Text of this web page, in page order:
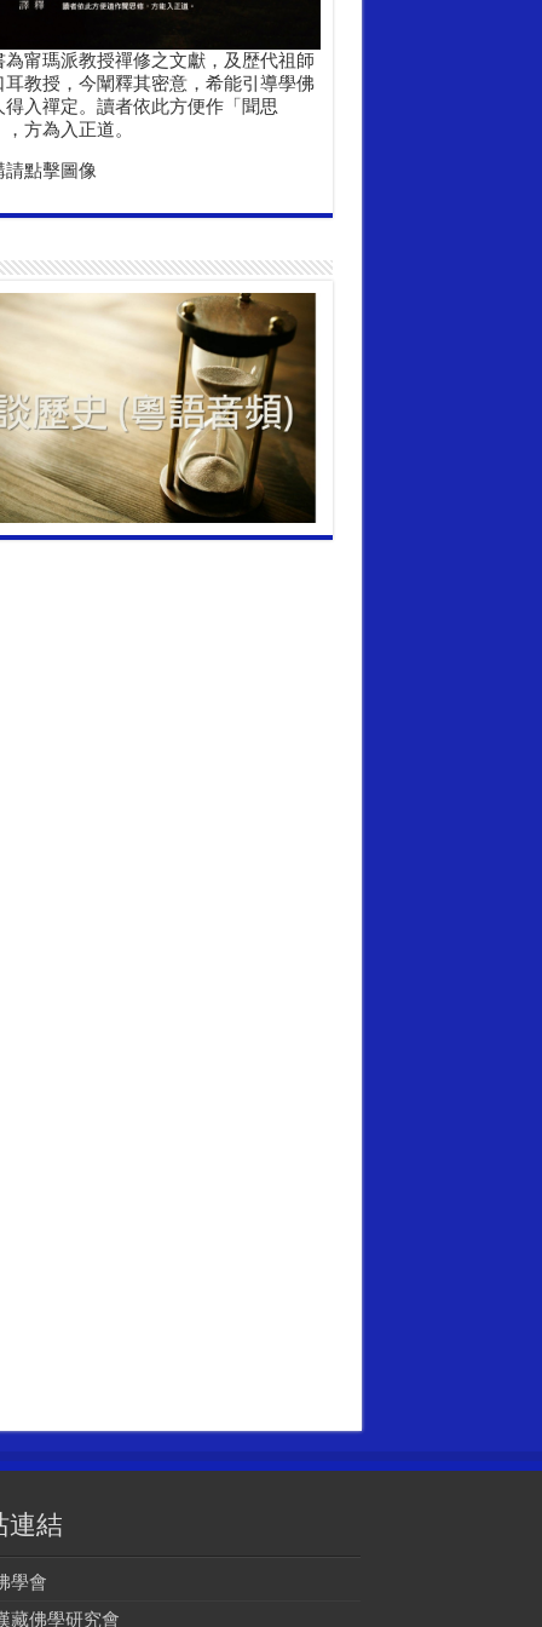
為甯瑪派教授禪修之文獻，及歴代祖師
耳教授，今闡釋其密意，希能引導學佛
得入禪定。讀者依此方便作「聞思
方為入正道。
請點擊圖像
連結
學會
藏佛學研究會